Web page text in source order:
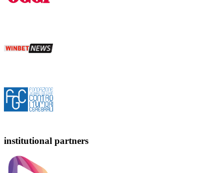
institutional partners